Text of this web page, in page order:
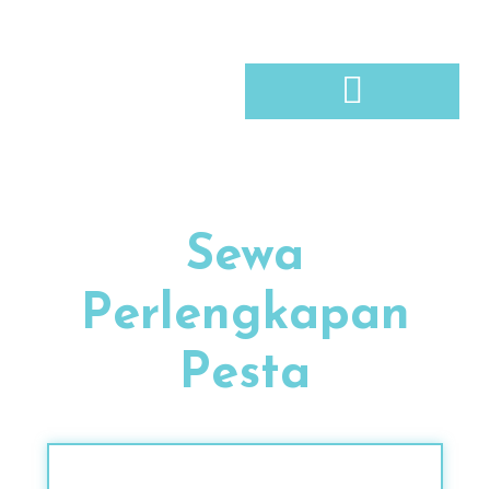
Sewa
Perlengkapan
Pesta